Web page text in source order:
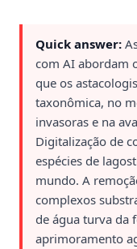
Quick answer:
com AI abordam
que os
taxonômica, no
invasoras e na
Digitalização de
espécies de
mundo. A
complexos
de água turva da
aprimoramento